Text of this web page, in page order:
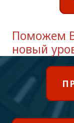
Поможем
новый